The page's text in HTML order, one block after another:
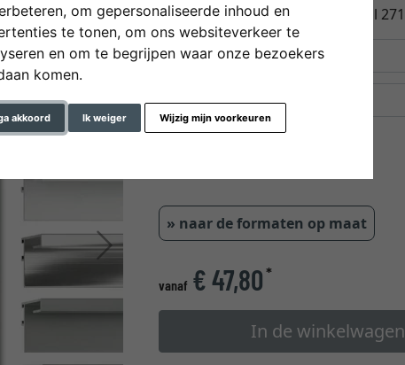
om gepersonaliseerde inhoud en
te tonen, om ons websiteverkeer te
en om te begrijpen waar onze bezoekers
komen.
akkoord Ik weiger Wijzig mijn voorkeuren
Verder
Nielsen lijst van aluminium profil 271
kleur
glastype
» naar de formaten op maat
vanaf € 47,80*
In de winkelwagen